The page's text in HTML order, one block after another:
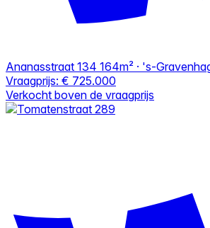
Ananasstraat 134 164m² · 's-
Vraagprijs: € 725.000
Verkocht boven de vraagprijs